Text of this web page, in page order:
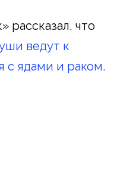
рассказал, что
ведут к
с ядами и раком.